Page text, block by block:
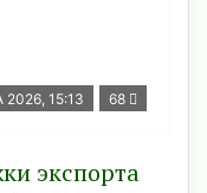
15:13 68
экспорта